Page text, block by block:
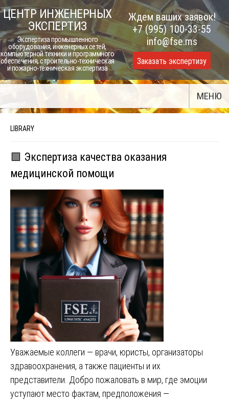
Skip
to
content
ЦЕНТР ИНЖЕНЕРНЫХ
ЭКСПЕРТИЗ
Экспертиза промышленного
оборудования, инженерных сетей,
компьютерной техники и программного
обеспечения, строительно-техническая
и пожарно-техническая экспертиза
Ждем ваших заявок!
+7 (995) 100-33-55
info@fse.ms
Заказать экспертизу
МЕНЮ
LIBRARY
🟩 Экспертиза качества оказания
медицинской помощи
Уважаемые коллеги — врачи, юристы, организаторы
здравоохранения, а также пациенты и их
представители. Добро пожаловать в мир, где эмоции
уступают место фактам, предположения —